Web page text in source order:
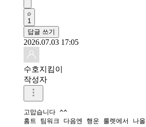
1
답글 쓰기
2026.07.03 17:05
수호지킴이
작성자
고맙습니다 ^^
홈트 팀워크 다음엔 행운 룰렛에서 나